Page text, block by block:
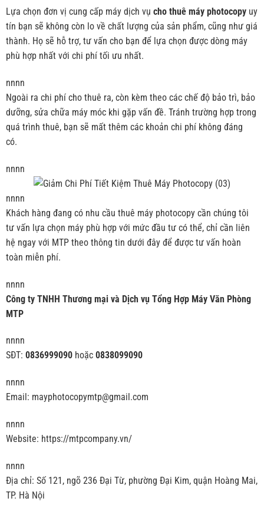
Lựa chọn đơn vị cung cấp máy dịch vụ cho thuê máy photocopyuy
tín bạn sẽ không còn lo về chất lượng của sản phẩm, cũng như giá
thành. Họ sẽ hỗ trợ, tư vấn cho bạn để lựa chọn được dòng máy
phù hợp nhất với chi phí tối ưu nhất.
nnnn
Ngoài ra chi phí cho thuê ra, còn kèm theo các chế độ bảo trì, bảo
dưỡng, sửa chữa máy móc khi gặp vấn đề. Tránh trường hợp trong
quá trình thuê, bạn sẽ mất thêm các khoản chi phí không đáng
có.
nnnn
nnnn
Khách hàng đang có nhu cầu thuê máy photocopy cần chúng tôi
tư vấn lựa chọn máy phù hợp với mức đầu tư có thể, chỉ cần liên
hệ ngay với MTP theo thông tin dưới đây để được tư vấn hoàn
toàn miễn phí.
nnnn
Công ty TNHH Thương mại và Dịch vụ Tổng Hợp Máy Văn Phòng
MTP
nnnn
SĐT: 0836999090hoặc 0838099090
nnnn
Email: mayphotocopymtp@gmail.com
nnnn
Website: https://mtpcompany.vn/
nnnn
Địa chỉ: Số 121, ngõ 236 Đại Từ, phường Đại Kim, quận Hoàng Mai,
TP. Hà Nội